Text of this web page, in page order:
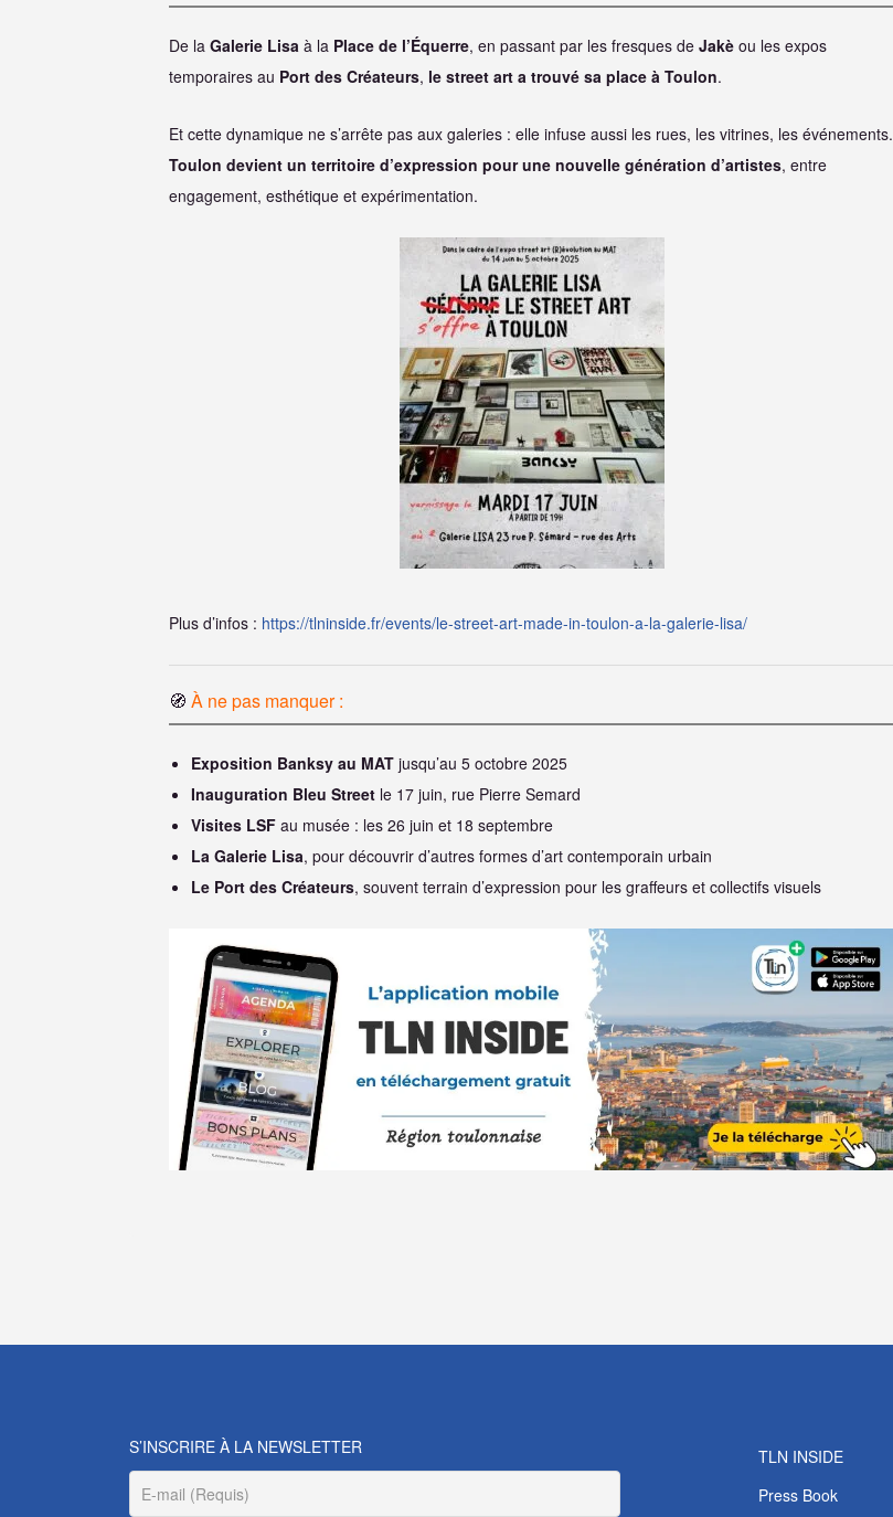
De la Galerie Lisa à la Place de l’Équerre, en passant par les fresques de Jakè ou les expos
temporaires au Port des Créateurs, le street art a trouvé sa place à Toulon.
Et cette dynamique ne s’arrête pas aux galeries : elle infuse aussi les rues, les vitrines, les événements.
Toulon devient un territoire d’expression pour une nouvelle génération d’artistes, entre
engagement, esthétique et expérimentation.
Plus d’infos : https://tlninside.fr/events/le-street-art-made-in-toulon-a-la-galerie-lisa/
🧭 À ne pas manquer :
Exposition Banksy au MAT jusqu’au 5 octobre 2025
Inauguration Bleu Street le 17 juin, rue Pierre Semard
Visites LSF au musée : les 26 juin et 18 septembre
La Galerie Lisa, pour découvrir d’autres formes d’art contemporain urbain
Le Port des Créateurs, souvent terrain d’expression pour les graffeurs et collectifs visuels
S’INSCRIRE À LA NEWSLETTER
TLN INSIDE
Press Book